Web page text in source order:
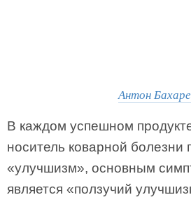
Антон
В каждом успешном
носитель коварной болезни
«улучшизм», основным
является «ползучий